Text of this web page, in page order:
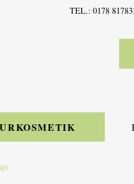
TEL.: 0178